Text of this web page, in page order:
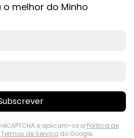
o melhor do Minho
e aplicam-se a Política de
Termos de Serviçodo Google.